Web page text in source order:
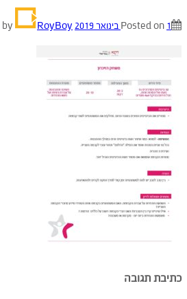
Posted on 1 בינואר 2019 RoyBoy
כתיבת תגובה